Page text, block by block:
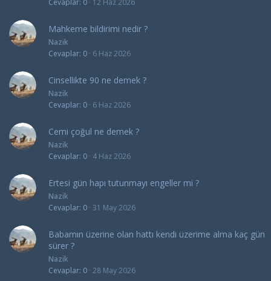
Cevaplar 0 12 Haz 2026
Mahkeme bildirimi nedir ?
Nazik
Cevaplar 0 6 Haz 2026
Cinsellikte 90 ne demek ?
Nazik
Cevaplar 0 6 Haz 2026
Cemi çoğul ne demek ?
Nazik
Cevaplar 0 4 Haz 2026
Ertesi gün hapı tutunmayı engeller mi ?
Nazik
Cevaplar 0 31 May 2026
Babamın üzerine olan hattı kendi üzerime alma kaç gün
sürer ?
Nazik
Cevaplar 0 28 May 2026